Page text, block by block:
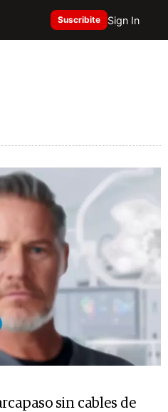
Suscribite Sign In
sin cables de